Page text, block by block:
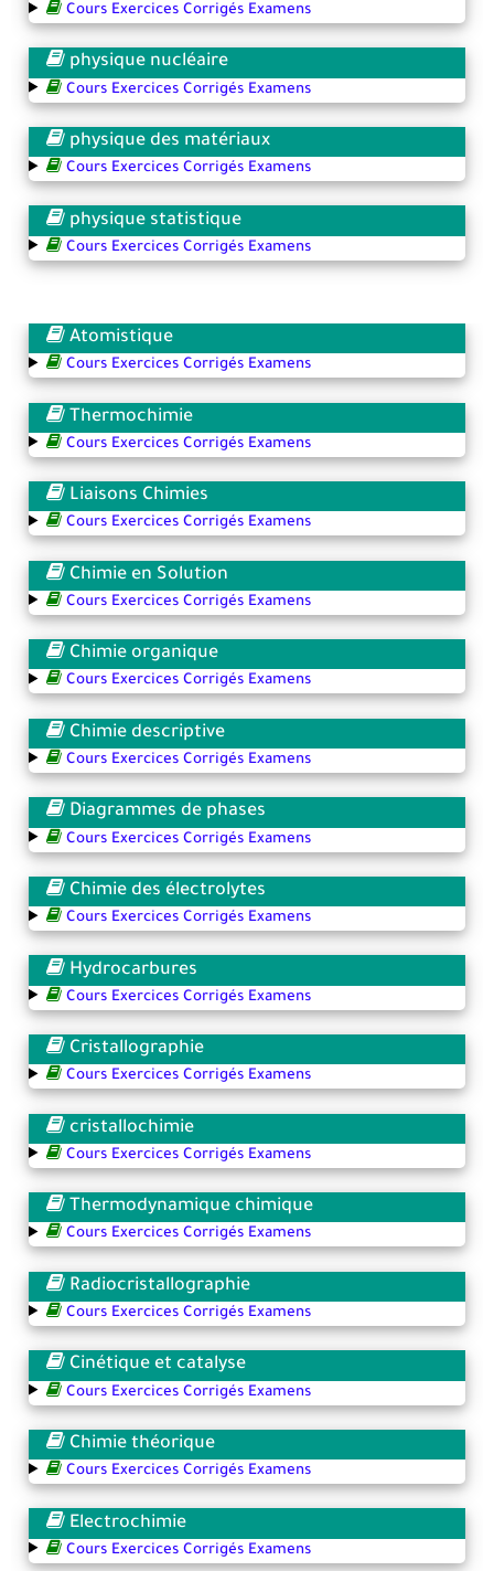
Cours Exercices Corrigés Examens
physique nucléaire
Cours Exercices Corrigés Examens
physique des matériaux
Cours Exercices Corrigés Examens
physique statistique
Cours Exercices Corrigés Examens
Atomistique
Cours Exercices Corrigés Examens
Thermochimie
Cours Exercices Corrigés Examens
Liaisons Chimies
Cours Exercices Corrigés Examens
Chimie en Solution
Cours Exercices Corrigés Examens
Chimie organique
Cours Exercices Corrigés Examens
Chimie descriptive
Cours Exercices Corrigés Examens
Diagrammes de phases
Cours Exercices Corrigés Examens
Chimie des électrolytes
Cours Exercices Corrigés Examens
Hydrocarbures
Cours Exercices Corrigés Examens
Cristallographie
Cours Exercices Corrigés Examens
cristallochimie
Cours Exercices Corrigés Examens
Thermodynamique chimique
Cours Exercices Corrigés Examens
Radiocristallographie
Cours Exercices Corrigés Examens
Cinétique et catalyse
Cours Exercices Corrigés Examens
Chimie théorique
Cours Exercices Corrigés Examens
Electrochimie
Cours Exercices Corrigés Examens